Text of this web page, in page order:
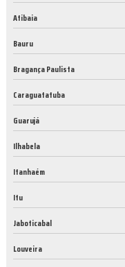
Atibaia
Bauru
Bragança Paulista
Caraguatatuba
Guarujá
Ilhabela
Itanhaém
Itu
Jaboticabal
Louveira